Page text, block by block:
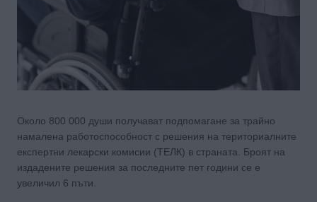
Около 800 000 души получават подпомагане за трайно
намалена работоспособност с решения на териториалните
експертни лекарски комисии (ТЕЛК) в страната. Броят на
издадените решения за последните пет години се е
увеличил 6 пъти.